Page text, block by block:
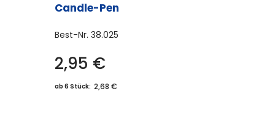
Candle-Pen
Best-Nr. 38.025
2,95 €
ab 6 Stück: 2,68 €